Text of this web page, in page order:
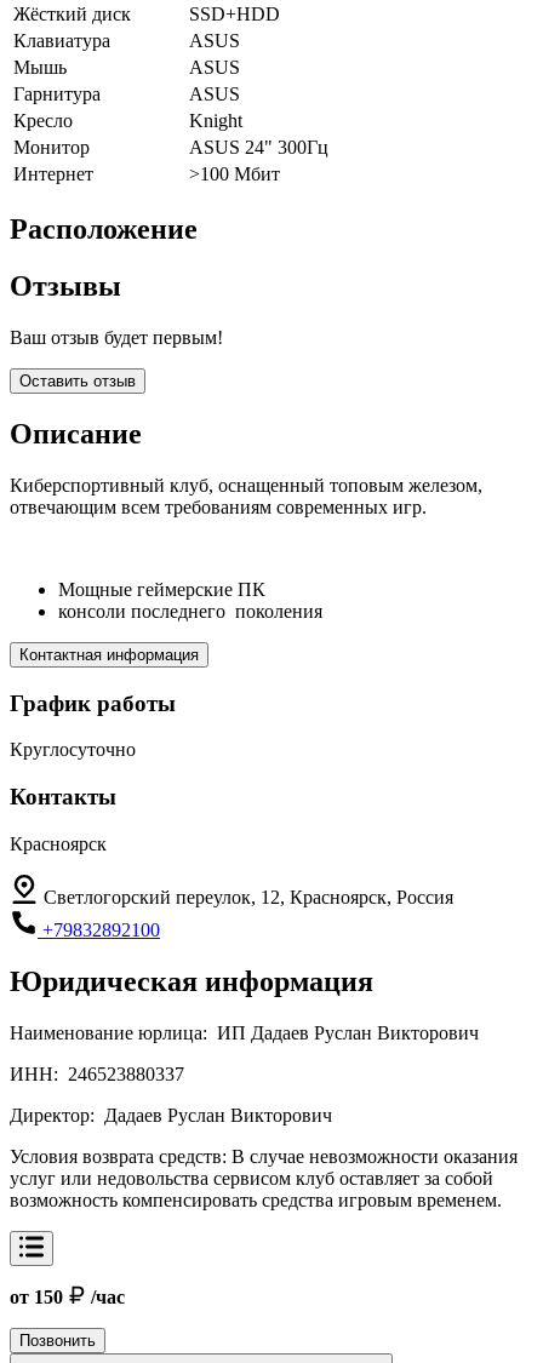
Жёсткий диск
SSD+HDD
Клавиатура
ASUS
Мышь
ASUS
Гарнитура
ASUS
Кресло
Knight
Монитор
ASUS 24" 300Гц
Интернет
>100 Мбит
Расположение
Отзывы
Ваш отзыв будет первым!
Оставить отзыв
Описание
Киберспортивный клуб, оснащенный топовым железом,
отвечающим всем требованиям современных игр.
Мощные геймерские ПК
консоли последнего поколения
Контактная информация
График работы
Круглосуточно
Контакты
Красноярск
Светлогорский переулок, 12, Красноярск, Россия
+79832892100
Юридическая информация
Наименование юрлица: ИП Дадаев Руслан Викторович
ИНН: 246523880337
Директор: Дадаев Руслан Викторович
Условия возврата средств: В случае невозможности оказания
услуг или недовольства сервисом клуб оставляет за собой
возможность компенсировать средства игровым временем.
от 150 /час
Позвонить